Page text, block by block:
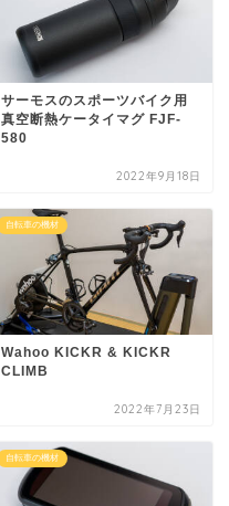
サーモスのスポーツバイク用
真空断熱ケータイマグ FJF-
580
2022年9月18日
自転車の機材
Wahoo KICKR & KICKR
CLIMB
2022年7月23日
自転車の機材